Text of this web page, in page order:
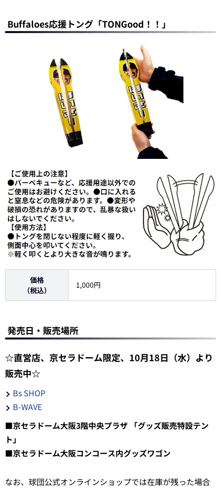
Buffaloes応援トング「TONGood！！」
価格
（税込）
1,000円
発売日・販売場所
☆直営店、京セラドーム限定、10月18日（水）より
販売中☆
Bs SHOP
B-WAVE
■京セラドーム大阪3階中央プラザ 「グッズ販売特設テン
ト」
■京セラドーム大阪コンコース内グッズワゴン
なお、球団公式オンラインショップでは在庫が残った場合